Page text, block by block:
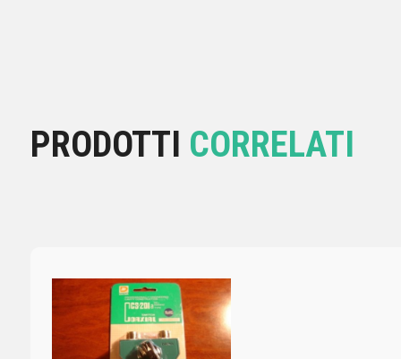
PRODOTTI CORRELATI